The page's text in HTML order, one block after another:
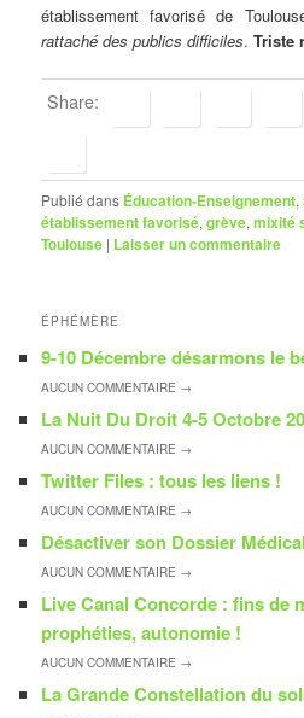
établissement favorisé de
rattaché des publics difficiles. Triste
Share:
Publié dans Éducation-Enseignement,
établissement favorisé,grève,mixité
Toulouse | Laisser un commentaire
ÉPHÉMÈRE
9-10 Décembre désarmons le
AUCUNCOMMENTAIRE →
La Nuit Du Droit 4-5 Octobre
AUCUNCOMMENTAIRE →
Twitter Files : tous les liens !
AUCUNCOMMENTAIRE →
Désactiver son Dossier
AUCUNCOMMENTAIRE →
Live Canal Concorde : fins de
prophéties, autonomie !
AUCUNCOMMENTAIRE →
La Grande Constellation du